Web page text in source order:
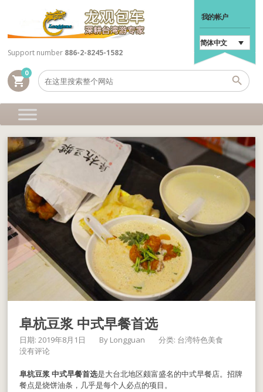
我的帐户
简体中文
shopping_cart
0
Support number 886-2-8245-1582
阜杭豆浆 中式早餐首选
日期: 2019年8月1日 By Longguan 分类: 台湾特色美食
没有评论
阜杭豆浆 中式早餐首选是大台北地区颇富盛名的中式早餐店。招牌
餐点是烧饼油条，几乎是每个人必点的项目。